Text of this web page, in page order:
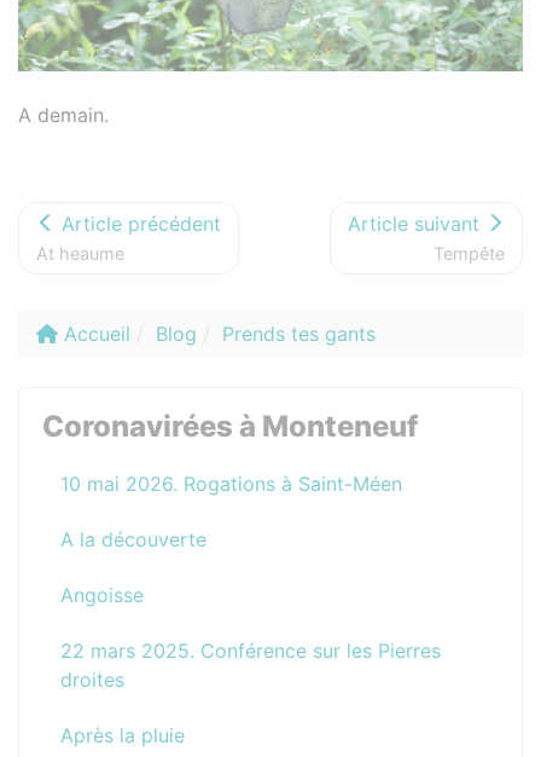
A demain.
Article précédent
At heaume
Article suivant
Tempête
Accueil Blog Prends tes gants
Coronavirées à Monteneuf
10 mai 2026. Rogations à Saint-Méen
A la découverte
Angoisse
22 mars 2025. Conférence sur les Pierres
droites
Après la pluie